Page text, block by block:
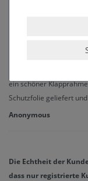
ein schöner
Schutzfolie geliefert
Anonymous
Die Echtheit der
dass nur registrierte